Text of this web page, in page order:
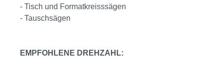
- Tisch und Formatkreisssägen
- Tauschsägen
EMPFOHLENE DREHZAHL: